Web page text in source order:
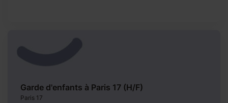
Garde d'enfants à Paris 17 (H/F)
Paris 17